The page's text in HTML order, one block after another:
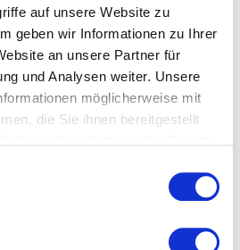
auf unsere Website zu
geben wir Informationen zu Ihrer
an unsere Partner für
und Analysen weiter. Unsere
möglicherweise mit
die Sie ihnen bereitgestellt